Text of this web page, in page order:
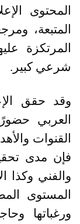
المحتوى
المتبعة،
المرتكزة
شرعي كبير .
وقد حقق
العربي
القنوات
فإن مدى
والفني وكذا
المستوى
ورغباتها